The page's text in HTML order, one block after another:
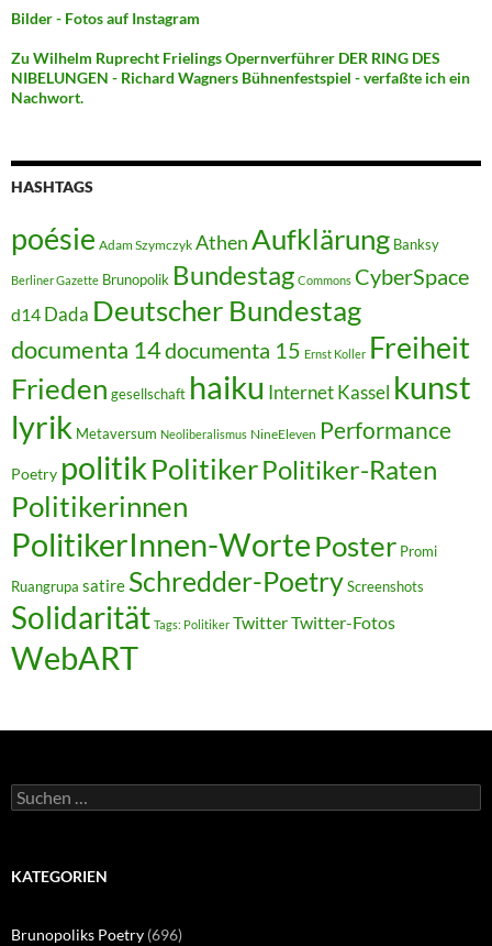
Bilder - Fotos auf Instagram
Zu Wilhelm Ruprecht Frielings Opernverführer DER RING DES
NIBELUNGEN - Richard Wagners Bühnenfestspiel - verfaßte ich ein
Nachwort.
HASHTAGS
poésie Adam Szymczyk AthenAufklärung Banksy
Berliner Gazette Brunopolik Bundestag Commons CyberSpace
d14 Dada Deutscher Bundestag
documenta 14documenta 15 Ernst Koller Freiheit
Frieden gesellschaft haiku InternetKassel kunst
lyrik Metaversum Neoliberalismus NineEleven Performance
Poetry politikPolitikerPolitiker-Raten
Politikerinnen
PolitikerInnen-Worte Poster Promi
Ruangrupa satire Schredder-PoetryScreenshots
Solidarität Tags: Politiker TwitterTwitter-Fotos
WebART
Suchen
nach:
KATEGORIEN
Brunopoliks Poetry (696)